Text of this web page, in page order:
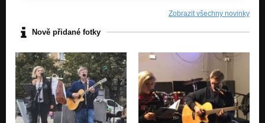
Zobrazit všechny novinky
Nově přidané fotky